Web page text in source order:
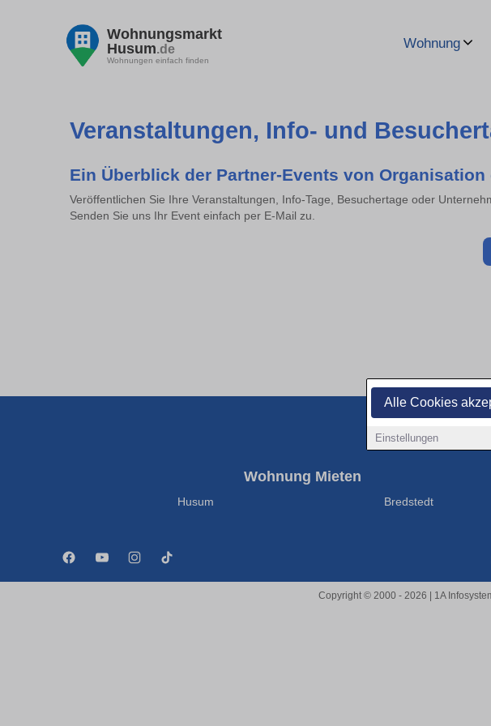
Alle Cookies
Einstellungen
Wohnungsmarkt
Husum.de
Wohnungen einfach finden
Wohnung
Veranstaltungen, Info- und
Ein Überblick der Partner-Events von Organisation
Veröffentlichen Sie Ihre Veranstaltungen, Info-Tage, Besuchertage oder
Senden Sie uns Ihr Event einfach per E-Mail zu.
Wohnung Mieten
Husum Bredstedt
Copyright © 2000 - 2026 | 1A